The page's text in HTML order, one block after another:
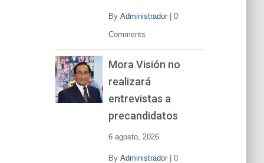
By Administrador| 0
Comments
Mora Visión no
realizará
entrevistas a
precandidatos
6 agosto, 2026
By Administrador| 0